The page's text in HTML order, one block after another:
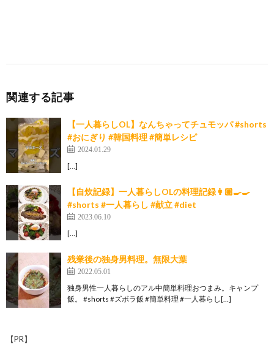
関連する記事
【一人暮らしOL】なんちゃってチュモッパ #shorts
#おにぎり #韓国料理 #簡単レシピ
2024.01.29
[…]
【自炊記録】一人暮らしOLの料理記録👩🏼‍🍳🍳
#shorts #一人暮らし #献立 #diet
2023.06.10
[…]
残業後の独身男料理。無限大葉
2022.05.01
独身男性一人暮らしのアル中簡単料理おつまみ。キャンプ
飯。 #shorts #ズボラ飯 #簡単料理 #一人暮らし[…]
【PR】